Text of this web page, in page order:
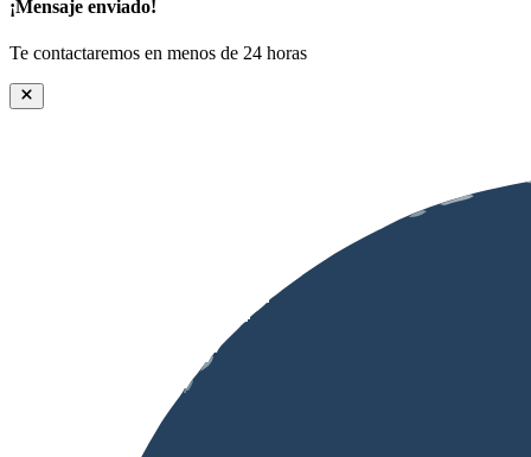
¡Mensaje enviado!
Te contactaremos en menos de 24 horas